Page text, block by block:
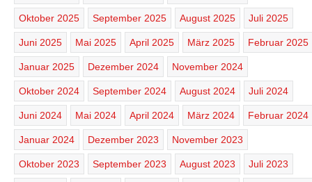
Oktober 2025 September 2025 August 2025 Juli 2025
Juni 2025 Mai 2025 April 2025 März 2025 Februar 2025
Januar 2025 Dezember 2024 November 2024
Oktober 2024 September 2024 August 2024 Juli 2024
Juni 2024 Mai 2024 April 2024 März 2024 Februar 2024
Januar 2024 Dezember 2023 November 2023
Oktober 2023 September 2023 August 2023 Juli 2023